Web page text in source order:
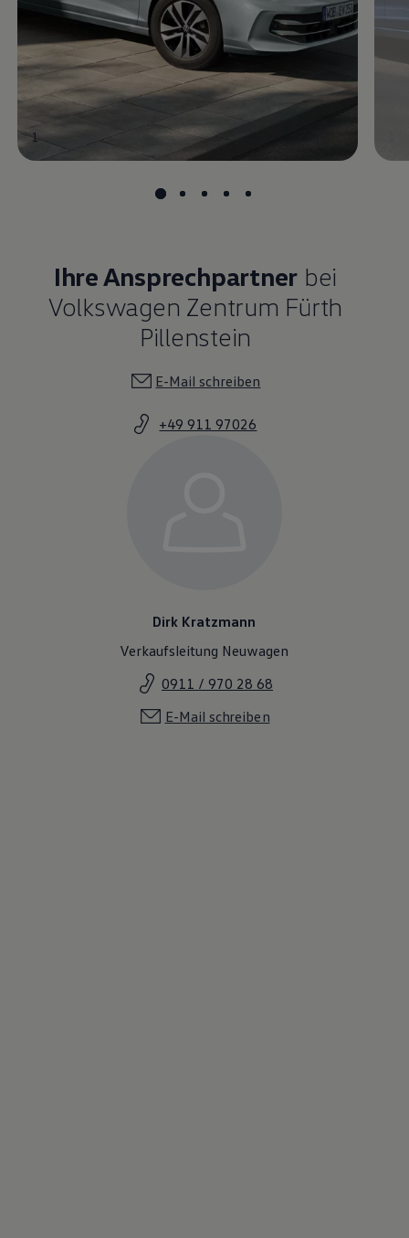
1
Ihre Ansprechpartner bei
Volkswagen Zentrum Fürth
Pillenstein
E-Mail schreiben
+49 911 97026
Dirk Kratzmann
Verkaufsleitung Neuwagen
0911 / 970 28 68
E-Mail schreiben